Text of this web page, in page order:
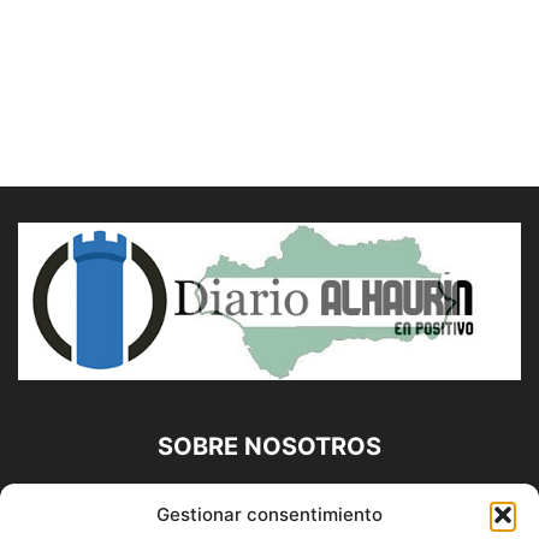
Gestionar consentimiento
SOBRE NOSOTROS
Diario Alhaurín (www.alhaurindelatorre.com) Propiedad de
Francisco E. López López | 639 95 71 95 | Noticias de